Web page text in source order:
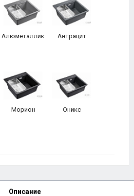
Алюметаллик Антрацит
Морион Оникс
Описание